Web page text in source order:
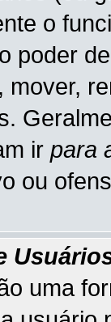
o
poder
mover,
ir para
ou
uma